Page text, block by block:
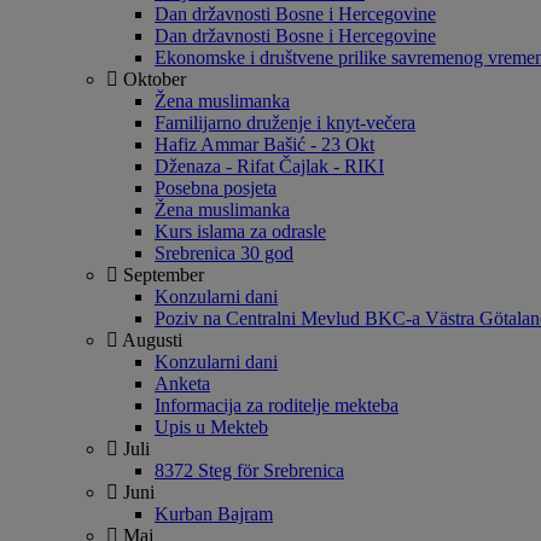
Dan državnosti Bosne i Hercegovine
Dan državnosti Bosne i Hercegovine
Ekonomske i društvene prilike savremenog
Oktober
Žena muslimanka
Familijarno druženje i knyt-večera
Hafiz Ammar Bašić - 23 Okt
Dženaza - Rifat Čajlak - RIKI
Posebna posjeta
Žena muslimanka
Kurs islama za odrasle
Srebrenica 30 god
September
Konzularni dani
Poziv na Centralni Mevlud BKC-a Västra
Augusti
Konzularni dani
Anketa
Informacija za roditelje mekteba
Upis u Mekteb
Juli
8372 Steg för Srebrenica
Juni
Kurban Bajram
Maj